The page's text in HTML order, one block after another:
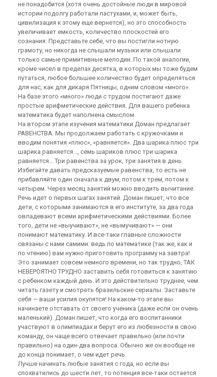
не понадобится (хотя очень достойные люди в мировой
истории подолгу работали пастухами, и, может быть,
цивилизация к этому еще вернется), но это способность
увеличивает емкость, количество плоскостей его
сознания. Представьте себе, что вы постигли нотную
грамоту, но никогда не слышали музыки или слышали
только самые примитивные мелодии. По такой аналогии,
кроме чисел в пределах десятка, в которых мы тоже будем
путаться, любое большее количество будет определяться
для нас, как для дикаря Пятницы, одним словом «много».
На базе этого «много» люди с трудом постигают даже
простые арифметические действия. Для вашего ребенка
математика будет наполнена смыслом.
На втором этапе изучения математики Доман предлагает
РАВЕНСТВА. Мы продолжаем работать с кружочками и
вводим понятия «плюс», «равняется». Два шарика плюс три
шарика равняется…, семь шариков плюс три шарика
равняется… Три равенства за урок, три занятия в день.
Избегайте давать предсказуемые равенства, то есть не
прибавляйте один сначала к двум, потом к трем, потом к
четырем. Через месяц занятий можно вводить вычитание.
Речь идет о первых шагах занятий. Доман пишет, что все
дети, с которыми занимаются в его институте, за два года
овладевают всеми арифметическими действиями. Более
того, дети не «выучивают», не «вымучивают» — они
понимают математику. И все-таки главные сложности
связаны с нами самими: ведь по математике (так же, как и
по чтению) вам нужно приготовить программу на завтра!
Это занимает совсем немного времени, но так трудно, ТАК
НЕВЕРОЯТНО ТРУДНО заставить себя готовиться к занятию
с ребенком каждый день. И это действительно труднее, чем
читать газету и смотреть бразильские сериалы. Заставьте
себя — ваши усилия окупятся! На каком-то этапе вы
начинаете отставать от своего ученика (даже если он очень
маленький). Доман пишет, что когда его воспитанники
участвуют в олимпиадах и берут его из любезности в свою
команду, он чаще всего отвечает правильно (или почти
правильно) на один-два вопроса. Обычно же он вообще не
до конца понимает, о чем идет речь.
Лучше начинать любые занятия с года, но если вы
спохватились до шести лет, то потенция все-таки остается